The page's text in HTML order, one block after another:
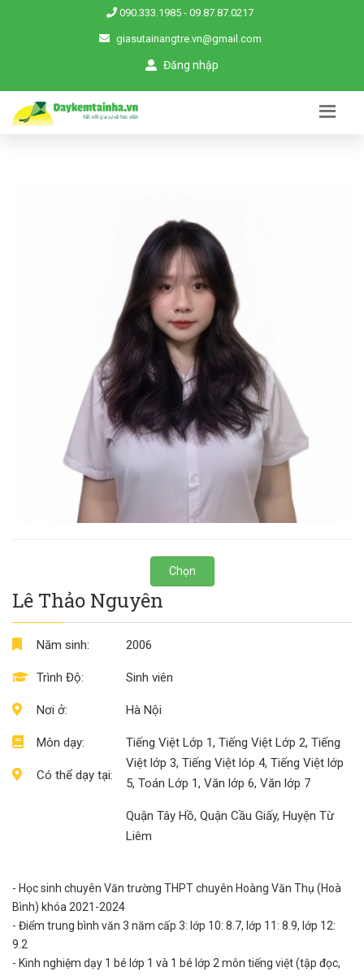
090.333.1985 - 09.87.87.0217
giasutainangtre.vn@gmail.com
Đăng nhập
Chọn
Lê Thảo Nguyên
Năm sinh:
Trình Độ:
Nơi ở:
Môn dạy:
Có thể dạy tại:
2006
Sinh viên
Hà Nội
Tiếng Việt Lớp 1, Tiếng Việt Lớp 2, Tiếng
Việt lớp 3, Tiếng Việt lóp 4, Tiếng Việt lớp
5, Toán Lớp 1, Văn lớp 6, Văn lớp 7
Quận Tây Hồ, Quận Cầu Giấy, Huyện Từ
Liêm
- Học sinh chuyên Văn trường THPT chuyên Hoàng Văn Thụ (Hoà
Bình) khóa 2021-2024
- Điểm trung bình văn 3 năm cấp 3: lớp 10: 8.7, lớp 11: 8.9, lớp 12:
9.2
- Kinh nghiệm dạy 1 bé lớp 1 và 1 bé lớp 2 môn tiếng việt (tập đọc,